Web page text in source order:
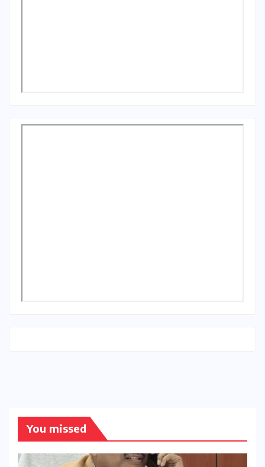
You missed